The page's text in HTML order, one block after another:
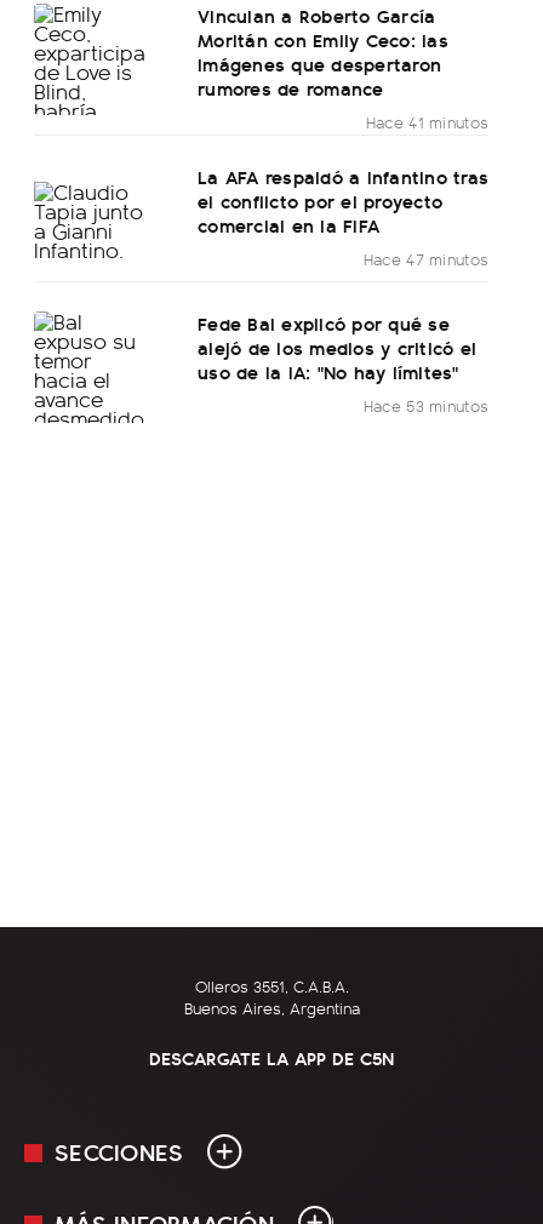
Vinculan a Roberto García
Moritán con Emily Ceco: las
imágenes que despertaron
rumores de romance
Hace 41 minutos
La AFA respaldó a Infantino tras
el conflicto por el proyecto
comercial en la FIFA
Hace 47 minutos
Fede Bal explicó por qué se
alejó de los medios y criticó el
uso de la IA: "No hay límites"
Hace 53 minutos
Olleros 3551, C.A.B.A.
Buenos Aires, Argentina
DESCARGATE LA APP DE C5N
SECCIONES